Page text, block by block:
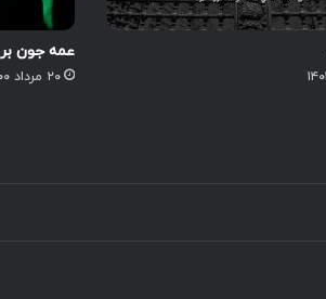
عمه جون
۲۰ مرداد ۱۴۰۰